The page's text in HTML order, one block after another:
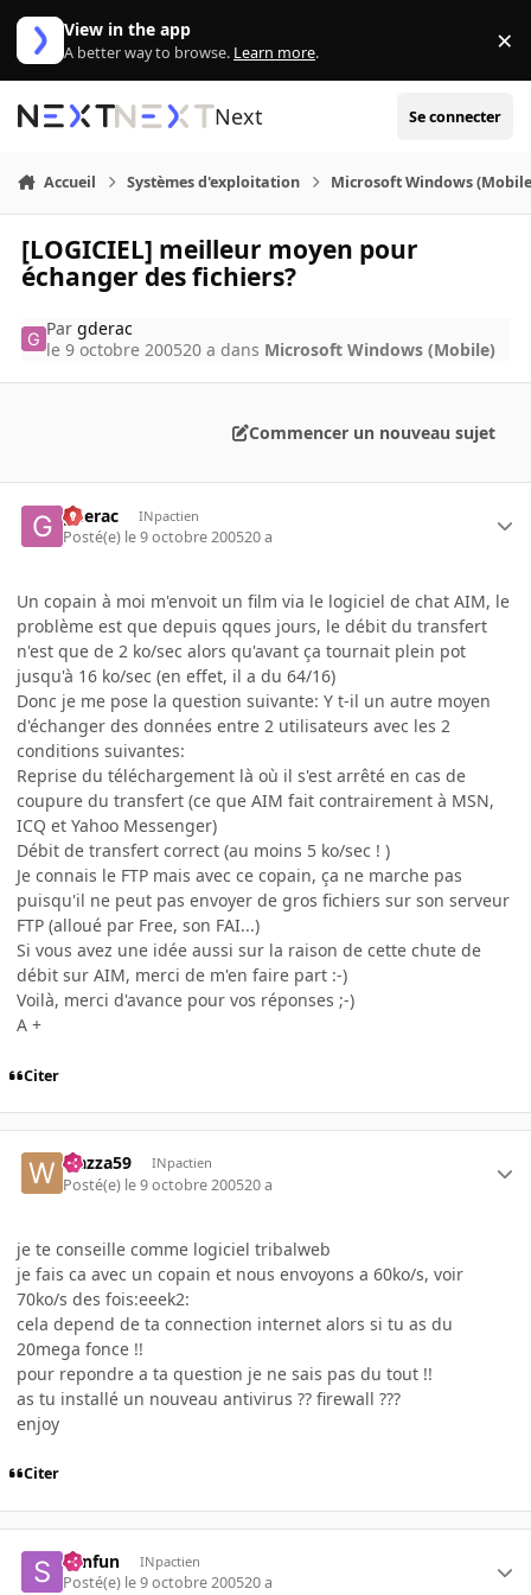
Aller au contenu
View in the app
A better way to browse. Learn more. ×
Next Se connecter
Accueil Systèmes d'exploitation Microsoft Windows
[LOGICIEL] meilleur moyen pour
échanger des fichiers?
Pargderac
le 9 octobre 200520 a dans Microsoft Windows (Mobile)
Commencer un nouveau sujet
gderac INpactien
Posté(e) le 9 octobre 200520 a
Un copain à moi m'envoit un film via le logiciel de chat AIM, le
problème est que depuis qques jours, le débit du transfert
n'est que de 2 ko/sec alors qu'avant ça tournait plein pot
jusqu'à 16 ko/sec (en effet, il a du 64/16)
Donc je me pose la question suivante: Y t-il un autre moyen
d'échanger des données entre 2 utilisateurs avec les 2
conditions suivantes:
Reprise du téléchargement là où il s'est arrêté en cas de
coupure du transfert (ce que AIM fait contrairement à MSN,
ICQ et Yahoo Messenger)
Débit de transfert correct (au moins 5 ko/sec ! )
Je connais le FTP mais avec ce copain, ça ne marche pas
puisqu'il ne peut pas envoyer de gros fichiers sur son serveur
FTP (alloué par Free, son FAI...)
Si vous avez une idée aussi sur la raison de cette chute de
débit sur AIM, merci de m'en faire part :-)
Voilà, merci d'avance pour vos réponses ;-)
A +
Citer
wazza59 INpactien
Posté(e) le 9 octobre 200520 a
je te conseille comme logiciel tribalweb
je fais ca avec un copain et nous envoyons a 60ko/s, voir
70ko/s des fois:eeek2:
cela depend de ta connection internet alors si tu as du
20mega fonce !!
pour repondre a ta question je ne sais pas du tout !!
as tu installé un nouveau antivirus ?? firewall ???
enjoy
Citer
sunfun INpactien
Posté(e) le 9 octobre 200520 a